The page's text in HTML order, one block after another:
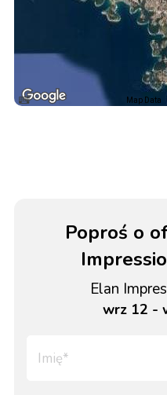
Map Data
Poproś o
Elan
wrz 12 -